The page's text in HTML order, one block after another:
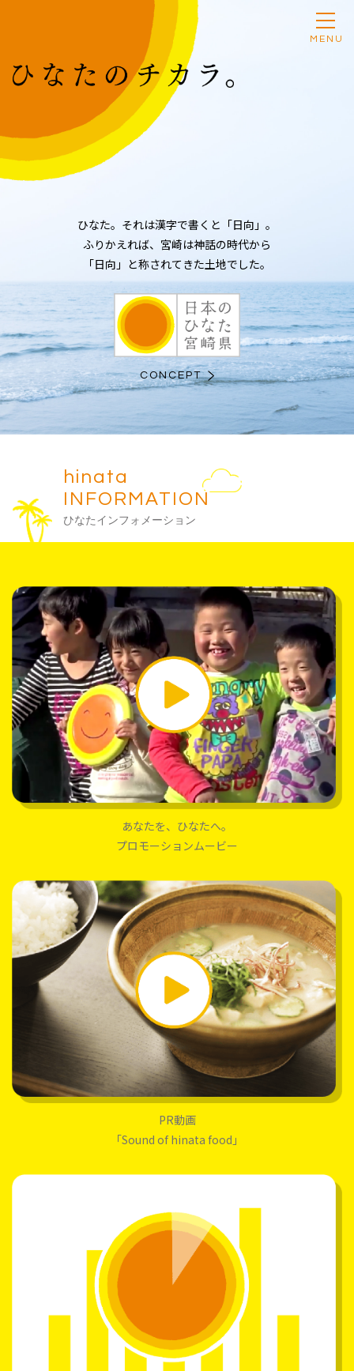
MENU
ひなた。それは漢字で書くと「日向」。
ふりかえれば、宮崎は神話の時代から
「日向」と称されてきた土地でした。
CONCEPT
hinata
INFORMATION
ひなたインフォメーション
あなたを、ひなたへ。
プロモーションムービー
PR動画
「Sound of hinata food」